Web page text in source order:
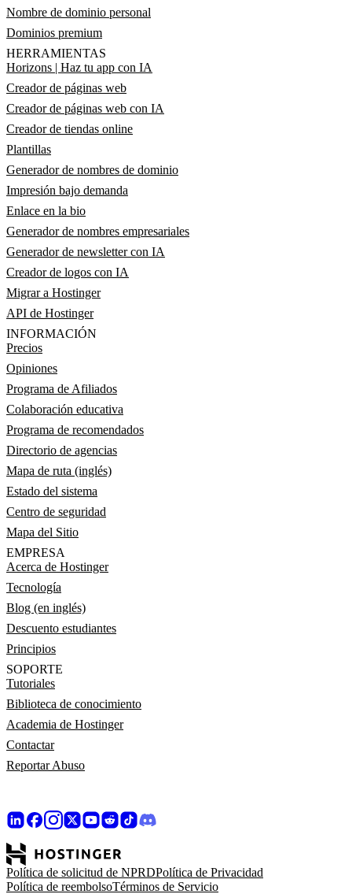
Nombre de dominio personal
Dominios premium
HERRAMIENTAS
Horizons | Haz tu app con IA
Creador de páginas web
Creador de páginas web con IA
Creador de tiendas online
Plantillas
Generador de nombres de dominio
Impresión bajo demanda
Enlace en la bio
Generador de nombres empresariales
Generador de newsletter con IA
Creador de logos con IA
Migrar a Hostinger
API de Hostinger
INFORMACIÓN
Precios
Opiniones
Programa de Afiliados
Colaboración educativa
Programa de recomendados
Directorio de agencias
Mapa de ruta (inglés)
Estado del sistema
Centro de seguridad
Mapa del Sitio
EMPRESA
Acerca de Hostinger
Tecnología
Blog (en inglés)
Descuento estudiantes
Principios
SOPORTE
Tutoriales
Biblioteca de conocimiento
Academia de Hostinger
Contactar
Reportar Abuso
Política de solicitud de NPRDPolítica de Privacidad
Política de reembolsoTérminos de Servicio